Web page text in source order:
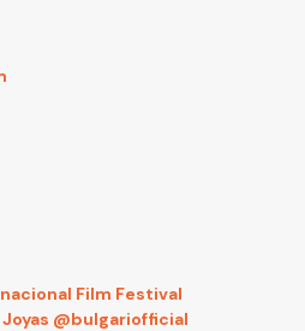
Film Festival
@bulgariofficial